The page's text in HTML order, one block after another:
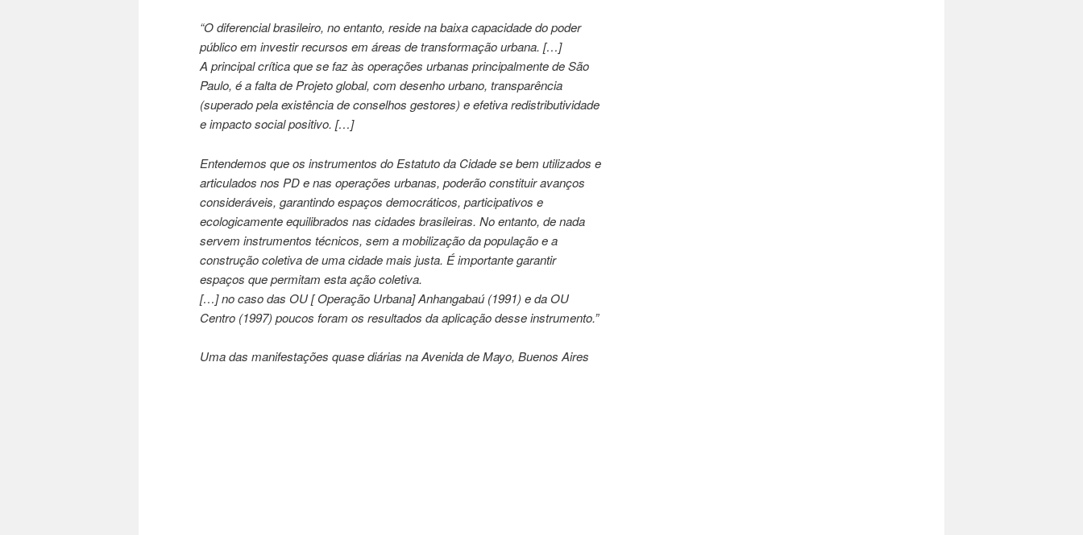
“O diferencial brasileiro, no entanto, reside na baixa capacidade do poder
público em investir recursos em áreas de transformação urbana. […]
A principal crítica que se faz às operações urbanas principalmente de São
Paulo, é a falta de Projeto global, com desenho urbano, transparência
(superado pela existência de conselhos gestores) e efetiva redistributividade
e impacto social positivo. […]
Entendemos que os instrumentos do Estatuto da Cidade se bem utilizados e
articulados nos PD e nas operações urbanas, poderão constituir avanços
consideráveis, garantindo espaços democráticos, participativos e
ecologicamente equilibrados nas cidades brasileiras. No entanto, de nada
servem instrumentos técnicos, sem a mobilização da população e a
construção coletiva de uma cidade mais justa. É importante garantir
espaços que permitam esta ação coletiva.
[…] no caso das OU [ Operação Urbana] Anhangabaú (1991) e da OU
Centro (1997) poucos foram os resultados da aplicação desse instrumento.”
Uma das manifestações quase diárias na Avenida de Mayo, Buenos Aires